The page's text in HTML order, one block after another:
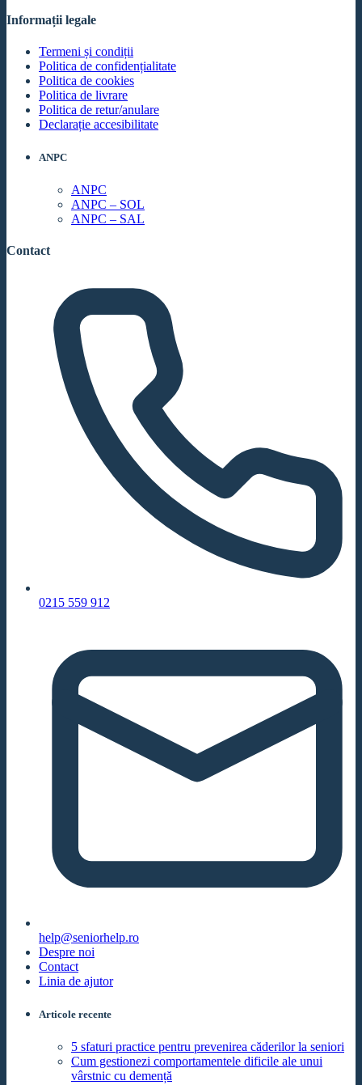
Informații legale
Termeni și condiții
Politica de confidențialitate
Politica de cookies
Politica de livrare
Politica de retur/anulare
Declarație accesibilitate
ANPC
ANPC
ANPC – SOL
ANPC – SAL
Contact
0215 559 912
help@seniorhelp.ro
Despre noi
Contact
Linia de ajutor
Articole recente
5 sfaturi practice pentru prevenirea căderilor la seniori
Cum gestionezi comportamentele dificile ale unui
vârstnic cu demență